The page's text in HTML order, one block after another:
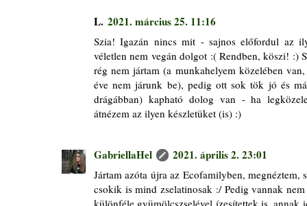
L. 2021. március 25. 11:16
Szia! Igazán nincs mit - sajnos előfordul az
véletlen nem vegán dolgot :( Rendben, köszi! :)
rég nem jártam (a munkahelyem közelében
éve nem járunk be), pedig ott sok tök jó és
drágábban) kapható dolog van - ha
átnézem az ilyen készletüket (is) :)
GabriellaHel 2021. április 2. 23:01
Jártam azóta újra az Ecofamilyben, megnéztem,
csokik is mind zselatinosak :/ Pedig vannak
különféle gyümölcszselével ízesítettek is, annak